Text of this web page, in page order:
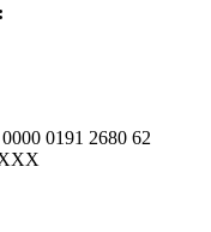
0191 2680 62